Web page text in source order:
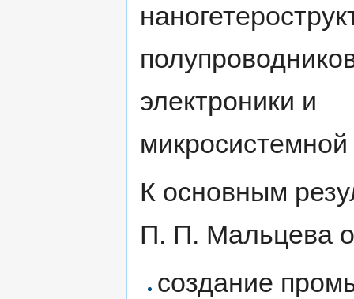
электроники и
микросистемной
К основным
П. П. Мальцева
создание